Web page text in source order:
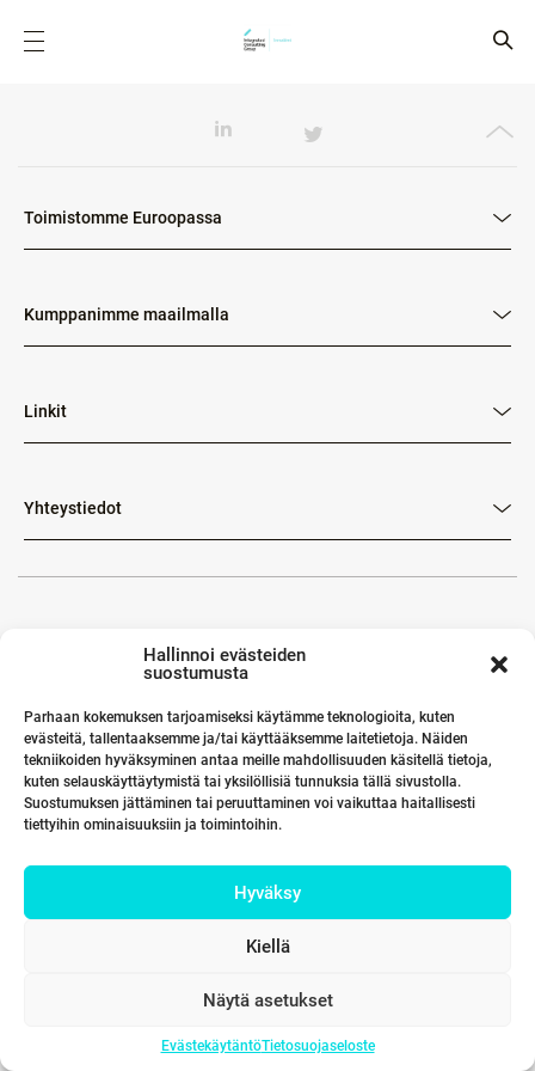
Hallinnoi evästeiden
suostumusta
Parhaan kokemuksen tarjoamiseksi käytämme teknologioita, kuten
evästeitä, tallentaaksemme ja/tai käyttääksemme laitetietoja. Näiden
tekniikoiden hyväksyminen antaa meille mahdollisuuden käsitellä tietoja,
kuten selauskäyttäytymistä tai yksilöllisiä tunnuksia tällä sivustolla.
Suostumuksen jättäminen tai peruuttaminen voi vaikuttaa haitallisesti
tiettyihin ominaisuuksiin ja toimintoihin.
Hyväksy
Kiellä
Näytä asetukset
EvästekäytäntöTietosuojaseloste
Toimistomme Euroopassa
Kumppanimme maailmalla
Linkit
Yhteystiedot